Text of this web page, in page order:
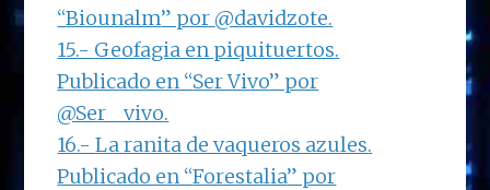
“Biounalm” por @davidzote.
15.- Geofagia en piquituertos.
Publicado en “Ser Vivo” por
@Ser__vivo.
16.-La ranita de vaqueros azules.
Publicado en “Forestalia” por